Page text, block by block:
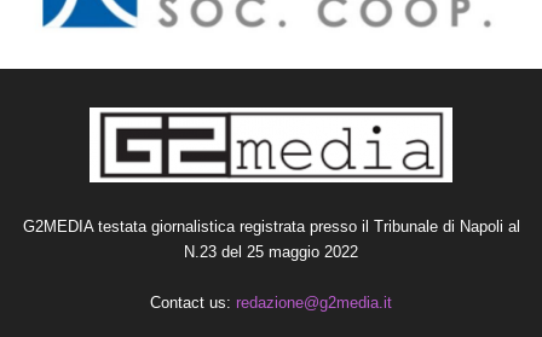
G2MEDIA testata giornalistica registrata presso il Tribunale di Napoli al
N.23 del 25 maggio 2022
Contact us: redazione@g2media.it